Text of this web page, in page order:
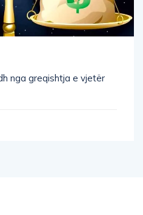
nga greqishtja e vjetër